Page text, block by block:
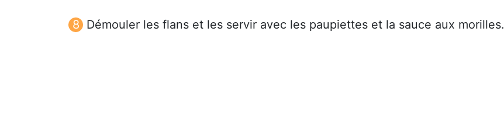
Démouler les flans et les servir avec les paupiettes et la sauce aux morilles.